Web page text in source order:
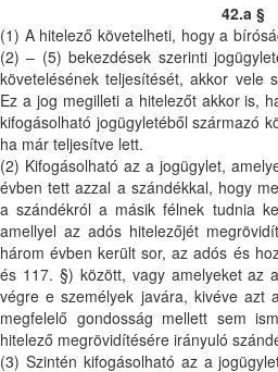
42.a §
(1) A hitelező követelheti, hogy a
(2) – (5) bekezdések szerinti
követelésének teljesítését, akkor vele
Ez a jog megilleti a hitelezőt akkor is,
kifogásolható jogügyletéből származó
ha már teljesítve lett.
(2) Kifogásolható az a jogügylet,
évben tett azzal a szándékkal, hogy
a szándékról a másik félnek tudnia
amellyel az adós hitelezőjét
három évben került sor, az adós és
és 117. §) között, vagy amelyeket az
végre e személyek javára, kivéve azt
megfelelő gondosság mellett sem
hitelező megrövidítésére irányuló
(3) Szintén kifogásolható az a